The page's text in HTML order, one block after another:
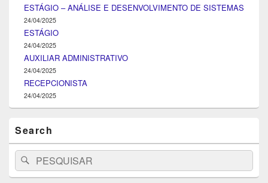
ESTÁGIO – ANÁLISE E DESENVOLVIMENTO DE SISTEMAS
24/04/2025
ESTÁGIO
24/04/2025
AUXILIAR ADMINISTRATIVO
24/04/2025
RECEPCIONISTA
24/04/2025
Search
Search
for:
Pesquisar